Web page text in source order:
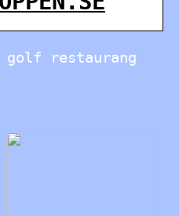
golf restaurang